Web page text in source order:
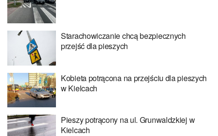
Starachowiczanie chcą bezpiecznych
przejść dla pieszych
Kobieta potrącona na przejściu dla pieszych
w Kielcach
Pieszy potrącony na ul. Grunwaldzkiej w
Kielcach